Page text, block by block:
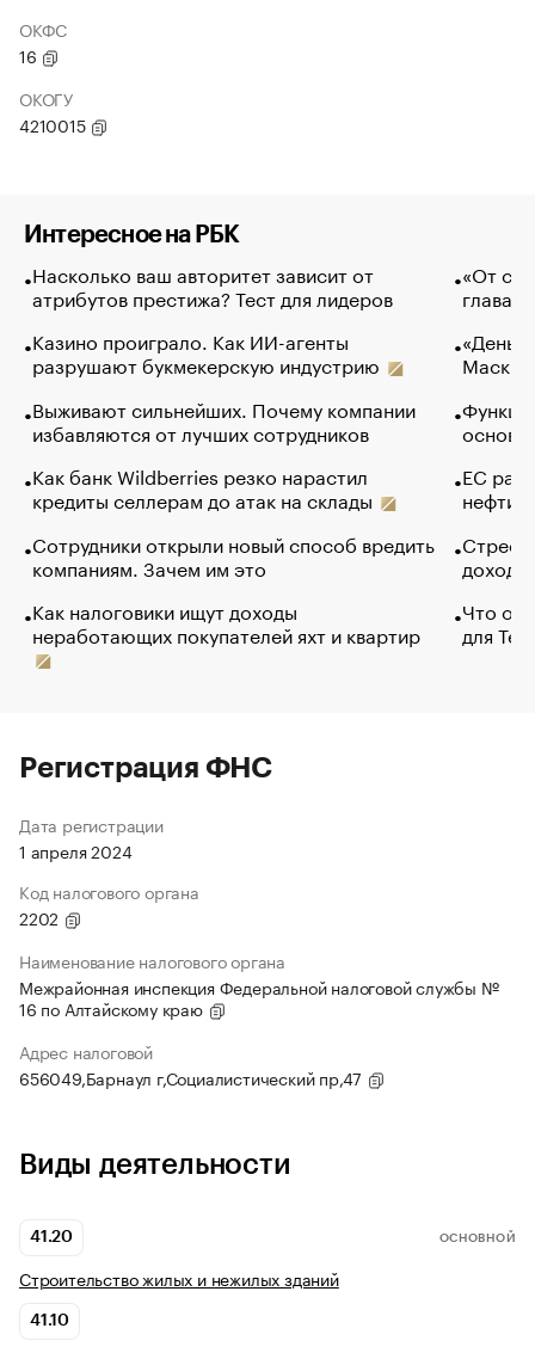
ОКФС
16
ОКОГУ
4210015
Интересное на РБК
Насколько ваш авторитет зависит от
атрибутов престижа? Тест для лидеров
Казино проиграло. Как ИИ-агенты
разрушают букмекерскую индустрию
Выживают сильнейших. Почему компании
избавляются от лучших сотрудников
Как банк Wildberries резко нарастил
кредиты селлерам до атак на склады
Сотрудники открыли новый способ вредить
компаниям. Зачем им это
Как налоговики ищут доходы
неработающих покупателей яхт и квартир
«От
глава
Маск в
основ
ЕС
нефти
Что
для
Регистрация ФНС
Дата регистрации
1 апреля 2024
Код налогового органа
2202
Наименование налогового органа
Межрайонная инспекция Федеральной налоговой службы №
16 по Алтайскому краю
Адрес налоговой
656049,Барнаул г,Социалистический пр,47
Виды деятельности
41.20 ОСНОВНОЙ
Строительство жилых и нежилых зданий
41.10